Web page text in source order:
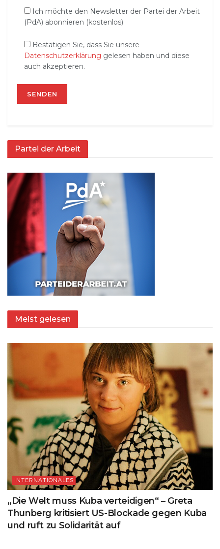
Ich möchte den Newsletter der Partei der Arbeit
(PdA) abonnieren (kostenlos)
Bestätigen Sie, dass Sie unsere
Datenschutzerklärung gelesen haben und diese
auch akzeptieren.
Partei der Arbeit
Meist gelesen
INTERNATIONALES
„Die Welt muss Kuba verteidigen“ – Greta
Thunberg kritisiert US-Blockade gegen Kuba
und ruft zu Solidarität auf